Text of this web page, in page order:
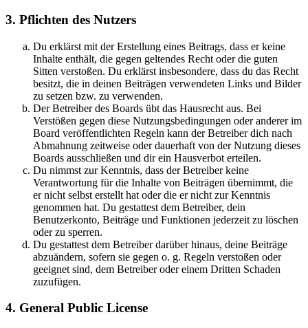
3. Pflichten des Nutzers
Du erklärst mit der Erstellung eines Beitrags, dass er keine
Inhalte enthält, die gegen geltendes Recht oder die guten
Sitten verstoßen. Du erklärst insbesondere, dass du das Recht
besitzt, die in deinen Beiträgen verwendeten Links und Bilder
zu setzen bzw. zu verwenden.
Der Betreiber des Boards übt das Hausrecht aus. Bei
Verstößen gegen diese Nutzungsbedingungen oder anderer im
Board veröffentlichten Regeln kann der Betreiber dich nach
Abmahnung zeitweise oder dauerhaft von der Nutzung dieses
Boards ausschließen und dir ein Hausverbot erteilen.
Du nimmst zur Kenntnis, dass der Betreiber keine
Verantwortung für die Inhalte von Beiträgen übernimmt, die
er nicht selbst erstellt hat oder die er nicht zur Kenntnis
genommen hat. Du gestattest dem Betreiber, dein
Benutzerkonto, Beiträge und Funktionen jederzeit zu löschen
oder zu sperren.
Du gestattest dem Betreiber darüber hinaus, deine Beiträge
abzuändern, sofern sie gegen o. g. Regeln verstoßen oder
geeignet sind, dem Betreiber oder einem Dritten Schaden
zuzufügen.
4. General Public License